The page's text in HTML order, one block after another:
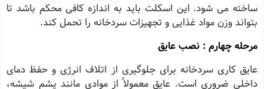
ساخته می شود. این اسکلت باید به اندازه کافی محکم باشد تا
بتواند وزن مواد غذایی و تجهیزات سردخانه را تحمل کند.
مرحله چهارم : نصب عایق
عایق کاری سردخانه برای جلوگیری از اتلاف انرژی و حفظ دمای
داخلی ضروری است. عایق معمولاً از موادی مانند پشم شیشه،